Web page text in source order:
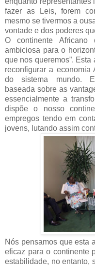
fazer as Leis, forem
mesmo se tivermos a
vontade e dos poderes
O continente
ambiciosa para o
que nos queremos”.
reconfigurar a economia
do sistema mundo.
baseada sobre as
essencialmente a
dispõe o nosso
empregos tendo em
jovens, lutando assim
Nós pensamos que esta
eficaz para o continente
estabilidade, no entanto,